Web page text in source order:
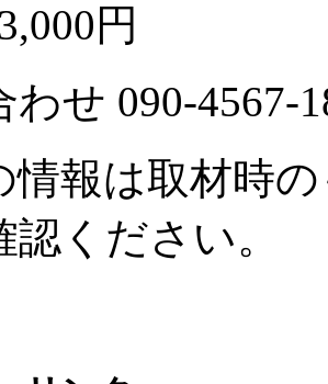
円
わせ 090-4567-
情報は取材時
ください。